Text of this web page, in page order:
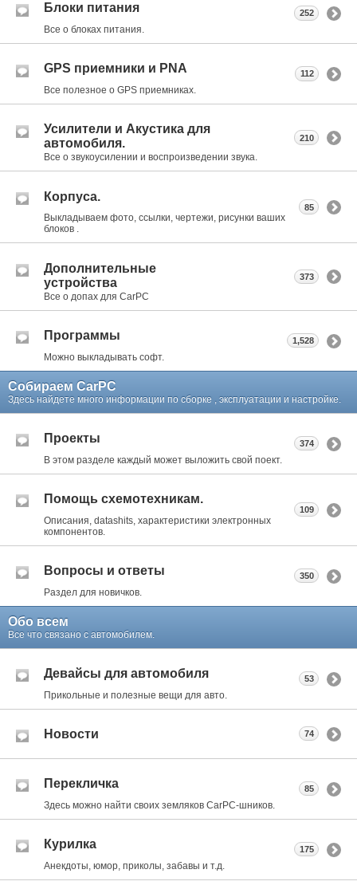
Блоки питания
Все о блоках питания.
252
GPS приемники и PNA
Все полезное о GPS приемниках.
112
Усилители и Акустика для
автомобиля.
Все о звукоусилении и воспроизведении звука.
210
Корпуса.
Выкладываем фото, ссылки, чертежи, рисунки ваших
блоков .
85
Дополнительные
устройства
Все о допах для CarPC
373
Программы
Можно выкладывать софт.
1,528
Собираем CarPC
Здесь найдете много информации по сборке , эксплуатации и настройке.
Проекты
В этом разделе каждый может выложить свой поект.
374
Помощь схемотехникам.
Описания, datashits, характеристики электронных
компонентов.
109
Вопросы и ответы
Раздел для новичков.
350
Обо всем
Все что связано с автомобилем.
Девайсы для автомобиля
Прикольные и полезные вещи для авто.
53
Новости 74
Перекличка
Здесь можно найти своих земляков CarPC-шников.
85
Курилка
Анекдоты, юмор, приколы, забавы и т.д.
175